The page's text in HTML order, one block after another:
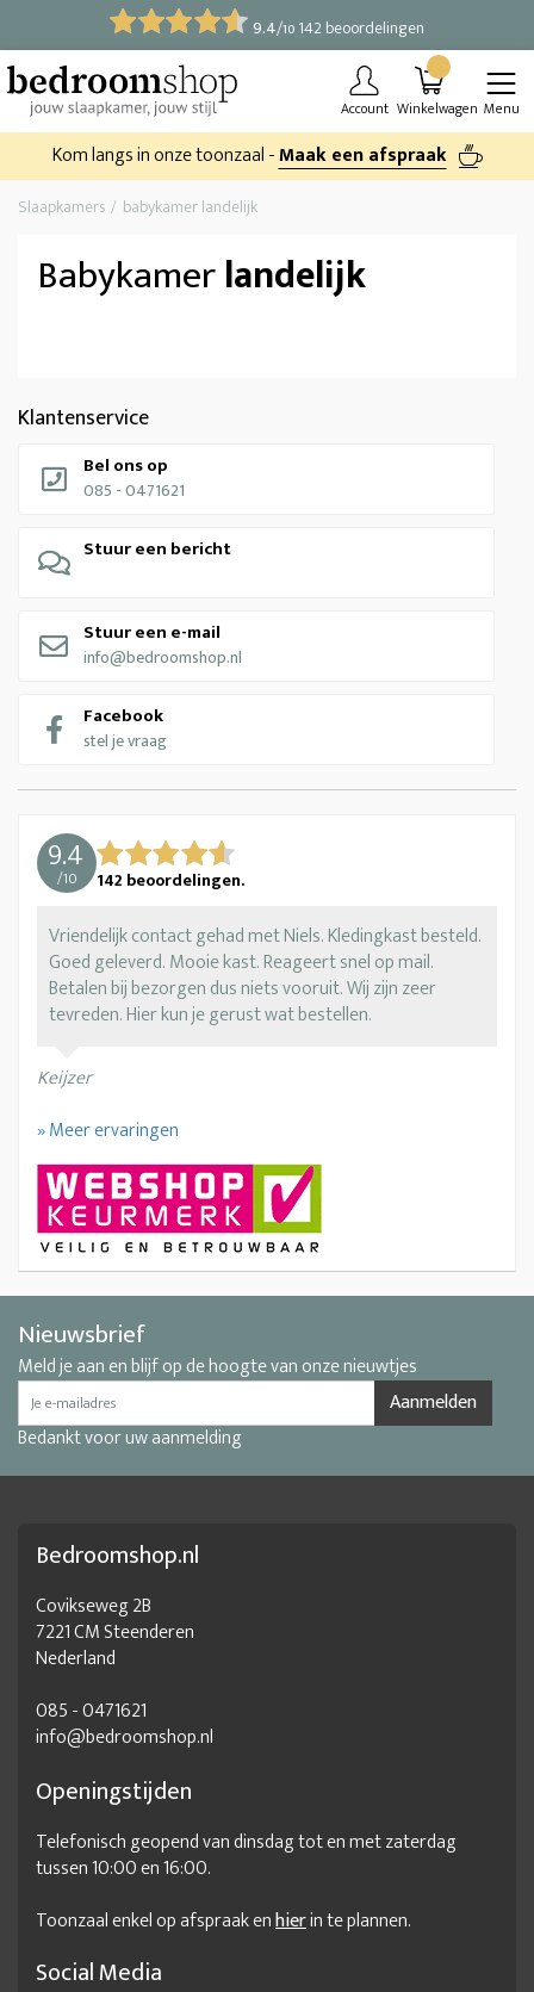
9.4/10 142 beoordelingen
Account Winkelwagen Menu
Kom langs in onze toonzaal -Maak een afspraak
Klantenservice
Bel ons op
085 - 0471621
Stuur een bericht
Stuur een e-mail
info@bedroomshop.nl
Facebook
stel je vraag
9.4
/10 142 beoordelingen.
Vriendelijk contact gehad met Niels. Kledingkast besteld.
Goed geleverd. Mooie kast. Reageert snel op mail.
Betalen bij bezorgen dus niets vooruit. Wij zijn zeer
tevreden. Hier kun je gerust wat bestellen.
Keijzer
» Meer ervaringen
Slaapkamers babykamer landelijk
Babykamerlandelijk
Nieuwsbrief
Meld je aan en blijf op de hoogte van onze nieuwtjes
Aanmelden
Bedankt voor uw aanmelding
Bedroomshop.nl
Covikseweg 2B
7221 CM Steenderen
Nederland
085 - 0471621
info@bedroomshop.nl
Openingstijden
Telefonisch geopend van dinsdag tot en met zaterdag
tussen 10:00 en 16:00.
Toonzaal enkel op afspraak enhierin te plannen.
Social Media